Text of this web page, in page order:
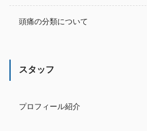
頭痛の分類について
スタッフ
プロフィール紹介